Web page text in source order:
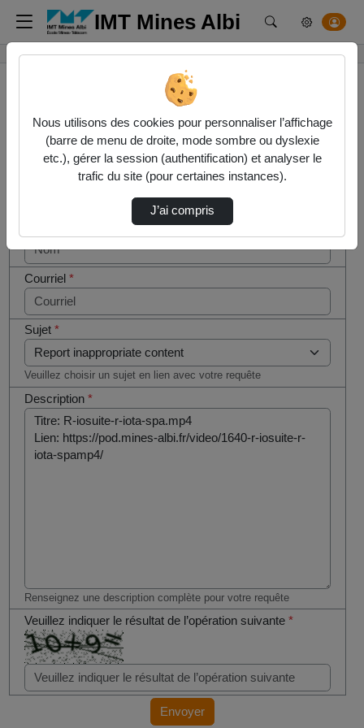
IMT Mines Albi Rechercher un
Accueil Contactez nous
Contactez nous
Courriel*
Sujet*
Veuillez choisir un sujet en lien avec votre requête
Description*
Renseignez une description complète pour votre requête
Veuillez indiquer le résultat de l’opération suivante*
Cocher
cette case
métal
(obligatoire)
Envoyer
Nous utilisons des cookies pour personnaliser l’affichage
(barre de menu de droite, mode sombre ou dyslexie
etc.), gérer la session (authentification) et analyser le
trafic du site (pour certaines instances).
J’ai compris